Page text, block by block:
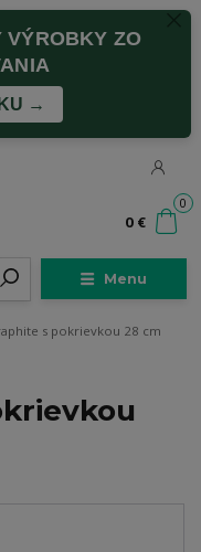
ZO
→
Menu
0
0 €
s pokrievkou 28 cm